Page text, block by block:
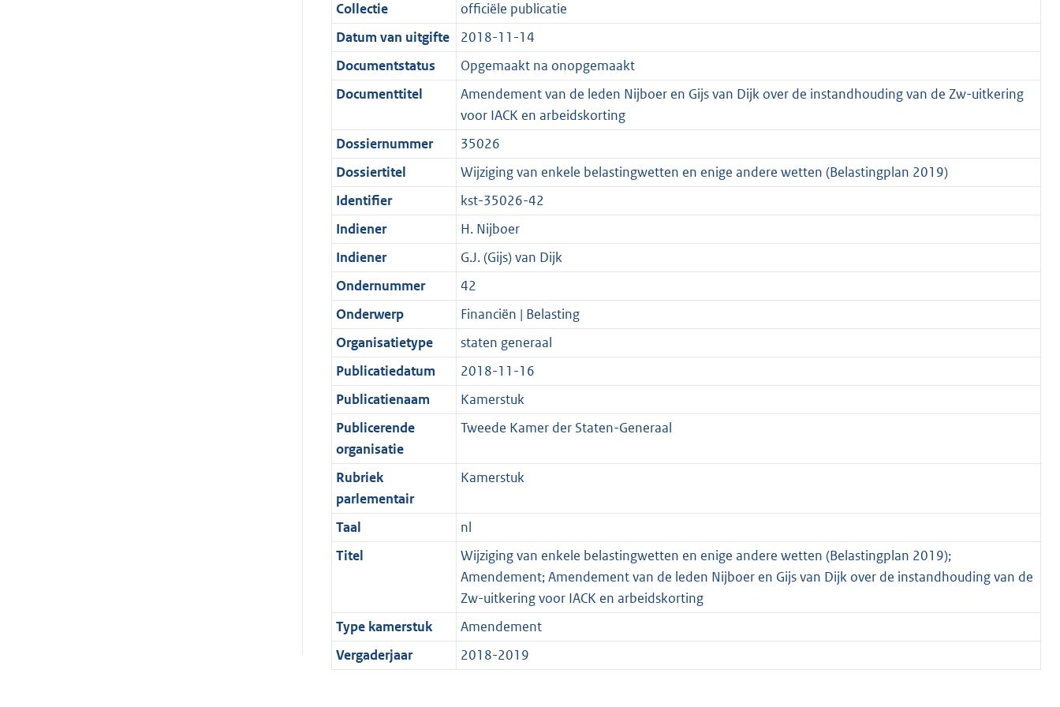
i
e
i
n
o
r
m
a
a
t
3
9
K
b
t
i
e
i
f
o
r
m
a
a
t
:
7
K
b
a
t
i
e
n
f
o
r
m
a
a
t
e
:
4
K
c
a
t
i
i
n
f
o
r
m
a
a
t
t
e
:
2
b
d
s
g
r
o
o
t
e
:
2
K
b
n
d
s
g
r
o
t
t
e
2
K
Collectie
officiële publicatie
Datum van uitgifte
2018-11-14
Documentstatus
Opgemaakt na onopgemaakt
Documenttitel
Amendement van de leden Nijboer en Gijs van Dijk over de instandhouding van de Zw-uitkering
voor IACK en arbeidskorting
Dossiernummer
35026
Dossiertitel
Wijziging van enkele belastingwetten en enige andere wetten (Belastingplan 2019)
Identifier
kst-35026-42
Indiener
H. Nijboer
Indiener
G.J. (Gijs) van Dijk
Ondernummer
42
Onderwerp
Financiën | Belasting
Organisatietype
staten generaal
Publicatiedatum
2018-11-16
Publicatienaam
Kamerstuk
Publicerende
organisatie
Tweede Kamer der Staten-Generaal
Rubriek
parlementair
Kamerstuk
Taal
nl
Titel
Wijziging van enkele belastingwetten en enige andere wetten (Belastingplan 2019);
Amendement; Amendement van de leden Nijboer en Gijs van Dijk over de instandhouding van de
Zw-uitkering voor IACK en arbeidskorting
Type kamerstuk
Amendement
Vergaderjaar
2018-2019